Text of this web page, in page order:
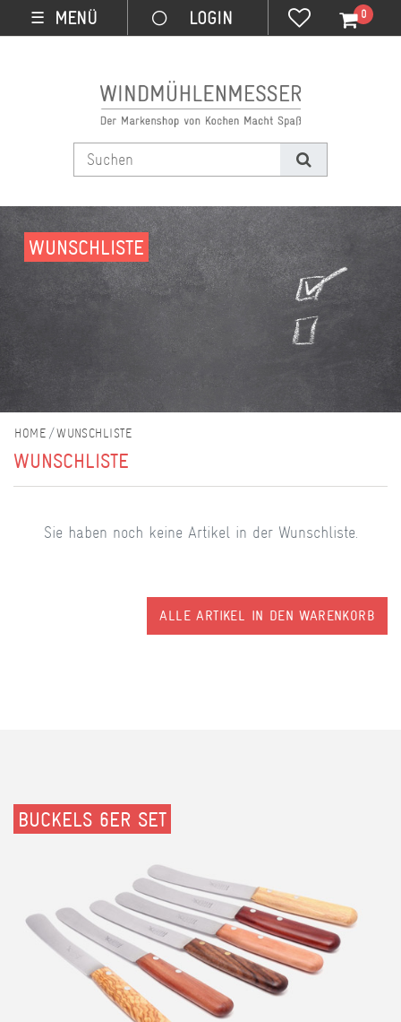
☰ MENÜ 0
WUNSCHLISTE
WUNSCHLISTE
WUNSCHLISTE
Sie haben noch keine Artikel in der Wunschliste.
ALLE ARTIKEL IN DEN WARENKORB
BUCKELS 6ER SET